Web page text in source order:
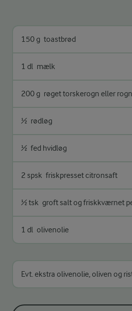
150 g toastbrød
1 dl mælk
200 g røget torskerogn eller
½ rødløg
½ fed hvidløg
2 spsk friskpresset citronsaft
½ tsk groft salt og friskkværnet
1 dl olivenolie
Evt. ekstra olivenolie, oliven og